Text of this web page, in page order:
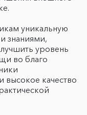
уникальную
знаниями,
уровень
во благо
высокое качество